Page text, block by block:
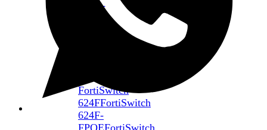
548D-
FortiSwitch
624FFortiSwitch
624F-
FPOEFortiSwitch